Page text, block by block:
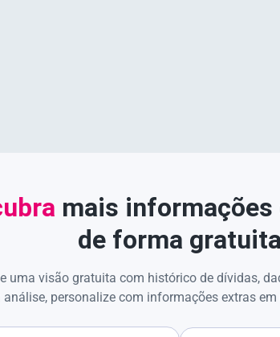
mais informações
de forma gratuita
uma visão gratuita com histórico de dívidas,
personalize com informações extras